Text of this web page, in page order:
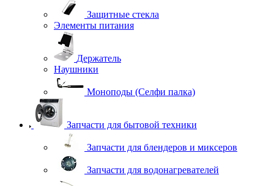
Защитные стекла
Элементы питания
Держатель
Наушники
Моноподы (Селфи палка)
Запчасти для бытовой техники
Запчасти для блендеров и миксеров
Запчасти для водонагревателей